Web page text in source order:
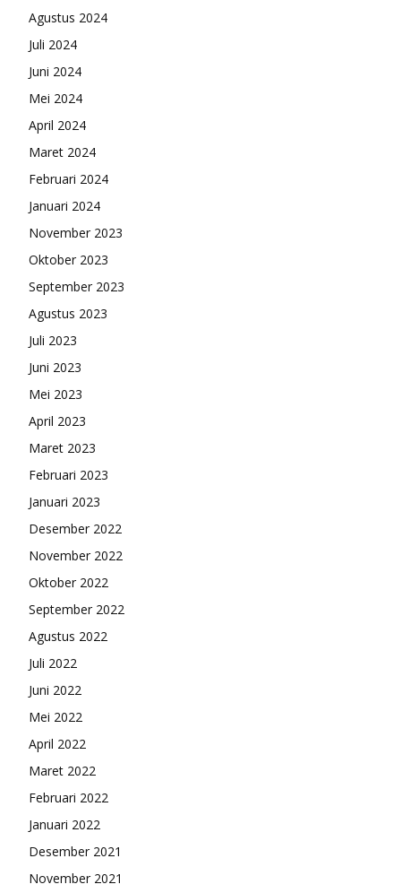
Agustus 2024
Juli 2024
Juni 2024
Mei 2024
April 2024
Maret 2024
Februari 2024
Januari 2024
November 2023
Oktober 2023
September 2023
Agustus 2023
Juli 2023
Juni 2023
Mei 2023
April 2023
Maret 2023
Februari 2023
Januari 2023
Desember 2022
November 2022
Oktober 2022
September 2022
Agustus 2022
Juli 2022
Juni 2022
Mei 2022
April 2022
Maret 2022
Februari 2022
Januari 2022
Desember 2021
November 2021